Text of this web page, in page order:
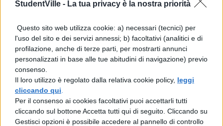
StudentVille - La tua privacy è la nostra priorità
Questo sito web utilizza cookie: a) necessari (tecnici) per
l'uso del sito e dei servizi annessi; b) facoltativi (analitici e di
profilazione, anche di terze parti, per mostrarti annunci
personalizzati in base alle tue abitudini di navigazione) previo
consenso.
Il loro utilizzo è regolato dalla relativa cookie policy, leggi
cliccando qui
Per il consenso ai cookies facoltativi puoi accettarli tutti
cliccando sul bottone Accetta tutti qui di seguito. Cliccando su
Gestisci opzioni è possibile accedere al pannello di controllo
ad un dato punto di una linea curva? Anche
approssimato. Si può scegliere nelle
vicinanze dell’ascissa data un’altra ascissa, e
calcolare le ordinate corrispondenti.
Dividendo la differenza delle due ordinate
per la differenza delle due ascisse si avrà —
come è noto — il coefficiente angolare